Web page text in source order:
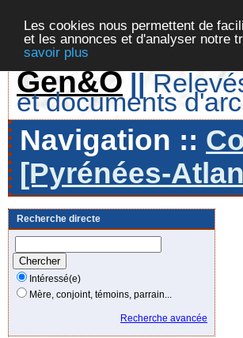
Les cookies nous permettent de
et les annonces et d'analyser notre
savoir plus
Gen&O ||
et documents
Navigation ::
[Pyrénées-
Recherche directe
Intéressé(e)
Mère, conjoint, témoins, parrain...
Recherche avancée